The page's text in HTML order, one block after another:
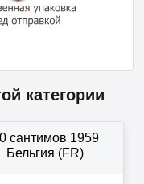
категории
сантимов 1959
Бельгия (FR)